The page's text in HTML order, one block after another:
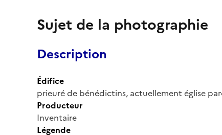
Sujet de la photographie
Description
Édifice
prieuré de bénédictins, actuellement église
Producteur
Inventaire
Légende